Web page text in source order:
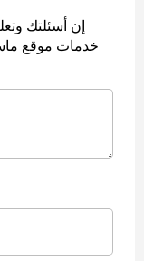
إن أسئلتك
خدمات موقع